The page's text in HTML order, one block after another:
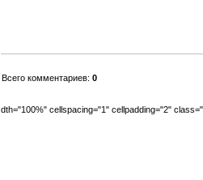
Всего комментариев: 0
dth="100%" cellspacing="1" cellpadding="2"